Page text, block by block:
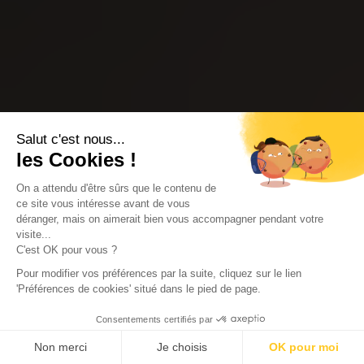
Salut c'est nous...
les Cookies !
On a attendu d'être sûrs que le contenu de
ce site vous intéresse avant de vous
déranger, mais on aimerait bien vous accompagner pendant votre
visite...
C'est OK pour vous ?
Pour modifier vos préférences par la suite, cliquez sur le lien
'Préférences de cookies' situé dans le pied de page.
Consentements certifiés par
Non merci Je choisis OK pour moi